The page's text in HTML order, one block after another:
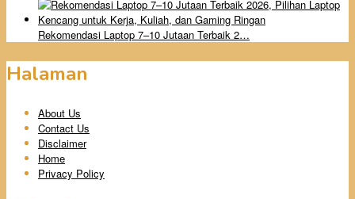
Rekomendasi Laptop 7–10 Jutaan Terbaik 2…
Halaman
About Us
Contact Us
Disclaimer
Home
Privacy Policy